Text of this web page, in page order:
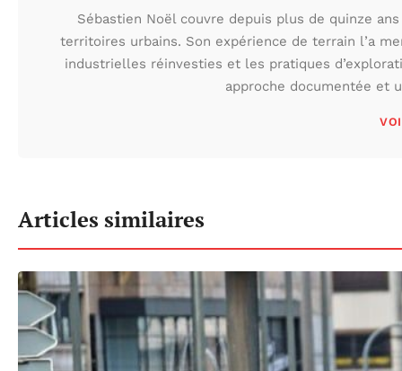
Sébastien Noël couvre depuis plus de quinze
territoires urbains. Son expérience de terrain l’a
industrielles réinvesties et les pratiques
approche documentée et
Articles similaires